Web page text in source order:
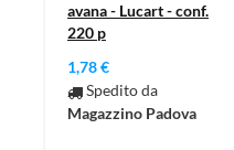
avana - Lucart - conf.
220 p
1,78 €
Spedito da
Magazzino Padova